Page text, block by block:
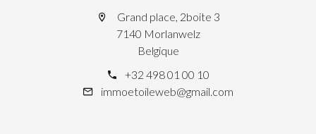
Grand place, 2boite 3
7140 Morlanwelz
Belgique
+32 498 01 00 10
immoetoileweb@gmail.com